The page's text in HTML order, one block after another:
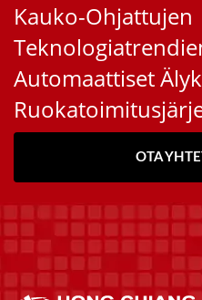
Kauko-Ohjattujen
Automaattiset
OTA